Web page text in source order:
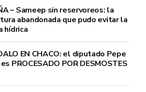
– Sameep sin reservoreos: la
abandonada que pudo evitar la
hídrica
EN CHACO: el diputado Pepe
PROCESADO POR DESMOSTES